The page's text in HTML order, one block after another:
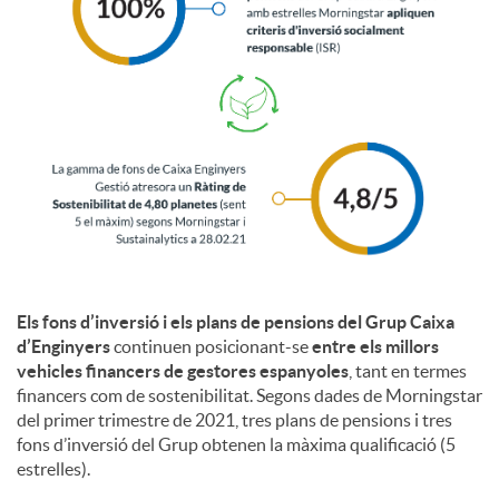
Els fons d’inversió i els plans de pensions del Grup Caixa
d’Enginyerscontinuen posicionant-seentre els millors
vehicles financers de gestores espanyoles , tant en termes
financers com de sostenibilitat. Segons dades de Morningstar
del primer trimestre de 2021, tres plans de pensions i tres
fons d’inversió del Grup obtenen la màxima qualificació (5
estrelles).